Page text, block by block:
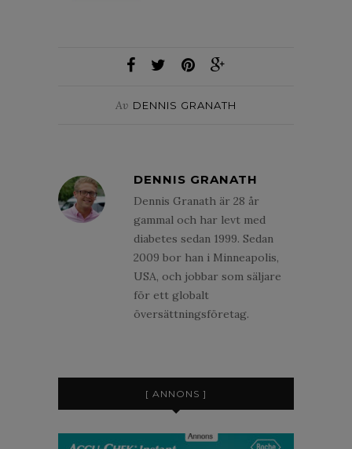
Av DENNIS GRANATH
DENNIS GRANATH
Dennis Granath är 28 år
gammal och har levt med
diabetes sedan 1999. Sedan
2009 bor han i Minneapolis,
USA, och jobbar som säljare
för ett globalt
översättningsföretag.
[ ANNONS ]